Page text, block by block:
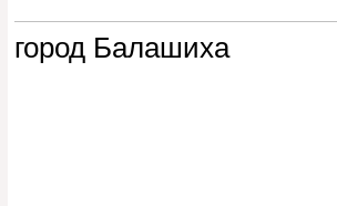
город Балашиха